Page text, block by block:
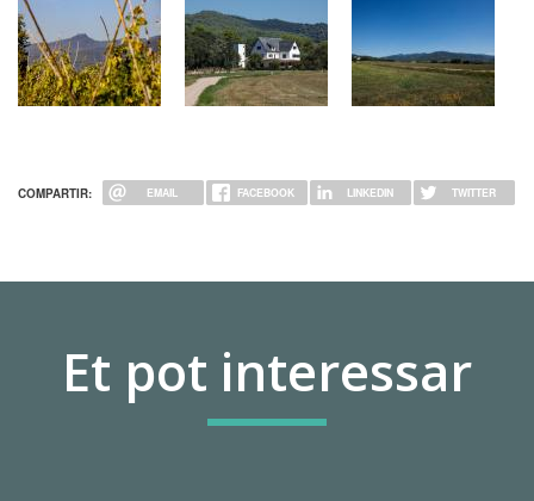
COMPARTIR: EMAIL FACEBOOK LINKEDIN TWITTER
Et pot interessar